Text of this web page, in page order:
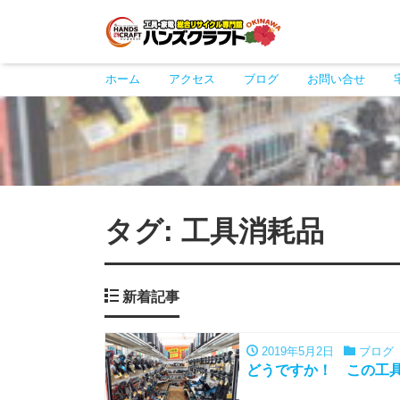
ホーム アクセス ブログ お問い合せ
タグ: 工具消耗品
新着記事
2019年5月2日 ブログ
どうですか！ この工